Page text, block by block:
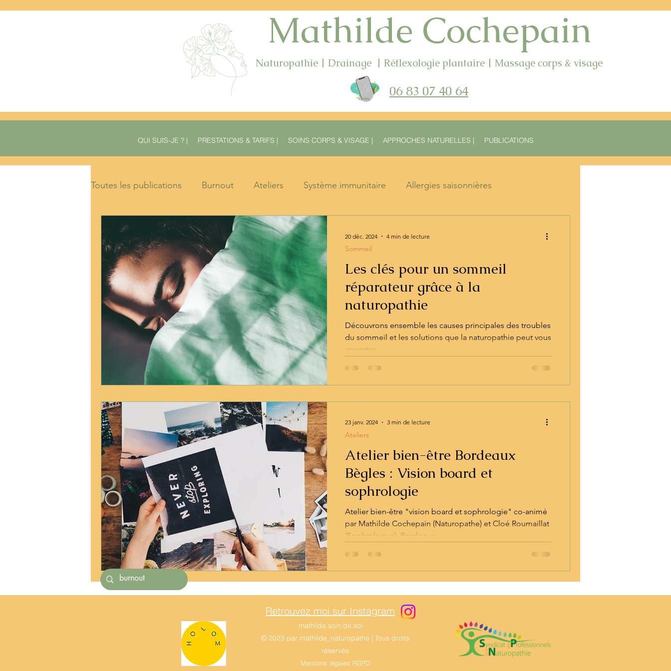
Mathilde Cochepain
Naturopathie | Drainage | Réflexologie plantaire | Massage corps & visage
06 83 07 40 64
QUI SUIS-JE ? | PRESTATIONS & TARIFS | SOINS CORPS & VISAGE | APPROCHES NATURELLES | PUBLICATIONS
Toutes les publications Burnout Ateliers Système immunitaire Allergies saisonnières
Astuces beauté Massages Sommeil
Les clés pour un sommeil
réparateur grâce à la
naturopathie
Découvrons ensemble les causes principales des troubles
du sommeil et les solutions que la naturopathie peut vous
apporter.
Sommeil
20 déc. 2024 4 min de lecture
Atelier bien-être Bordeaux
Bègles : Vision board et
sophrologie
Atelier bien-être "vision board et sophrologie" co-animé
par Mathilde Cochepain (Naturopathe) et Cloé Roumaillat
(Sophrologue). Bordeaux
Ateliers
23 janv. 2024 3 min de lecture
© 2023 par mathilde_naturopathe | Tous droits
réservés
Mentions légales RGPD
Retrouvez moi sur Instagram
mathilde.soin.de.soi